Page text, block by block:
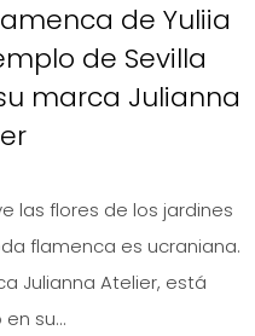
de Yuliia
de Sevilla
marca Julianna
las flores de los jardines
flamenca es ucraniana.
Julianna Atelier, está
su...